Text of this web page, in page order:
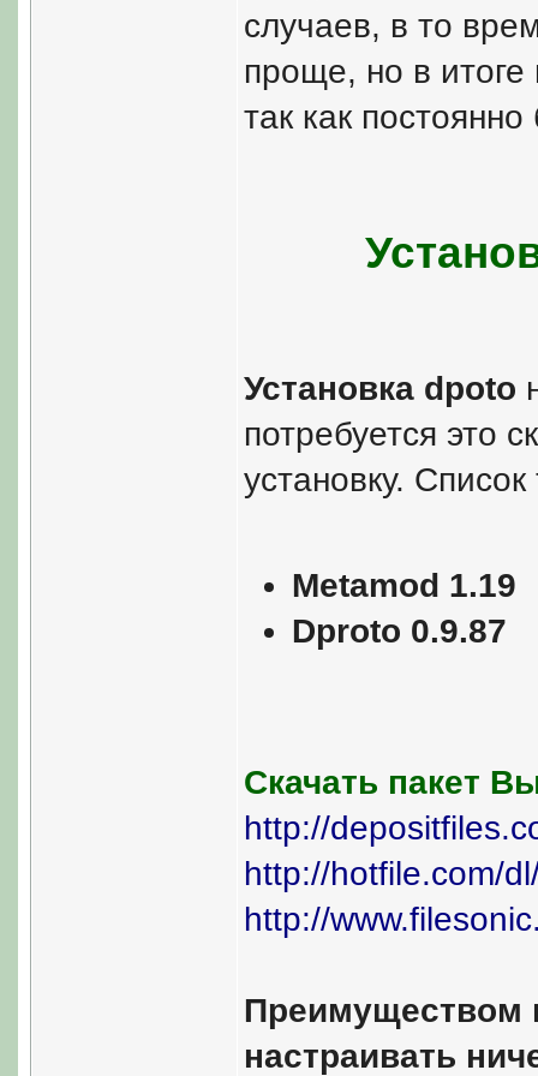
случаев, в то
проще, но в
так как
Установка dpoto
потребуется это
установку.
Metamod 1.19
Dproto 0.9.87
Скачать пакет
http://
http://hotfile.com/
http://
Преимуществом
настраивать